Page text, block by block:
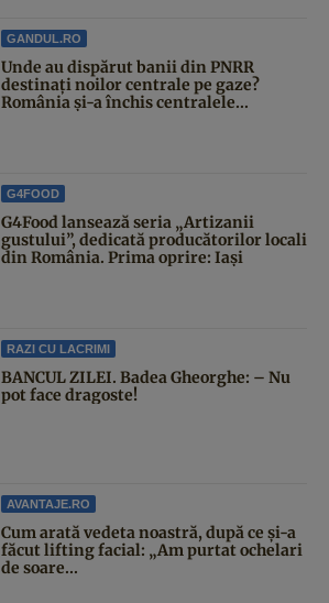
GANDUL.RO
Unde au dispărut banii din PNRR
destinați noilor centrale pe gaze?
România și-a închis centralele...
G4FOOD
G4Food lansează seria „Artizanii
gustului”, dedicată producătorilor locali
din România. Prima oprire: Iași
RAZI CU LACRIMI
BANCUL ZILEI. Badea Gheorghe: – Nu
pot face dragoste!
AVANTAJE.RO
Cum arată vedeta noastră, după ce și-a
făcut lifting facial: „Am purtat ochelari
de soare...